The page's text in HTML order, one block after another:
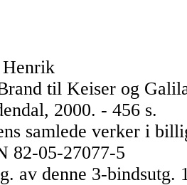
Henrik
til Keiser og
2000. - 456 s.
samlede verker i
82-05-27077-5
av denne 3-bindsutg.